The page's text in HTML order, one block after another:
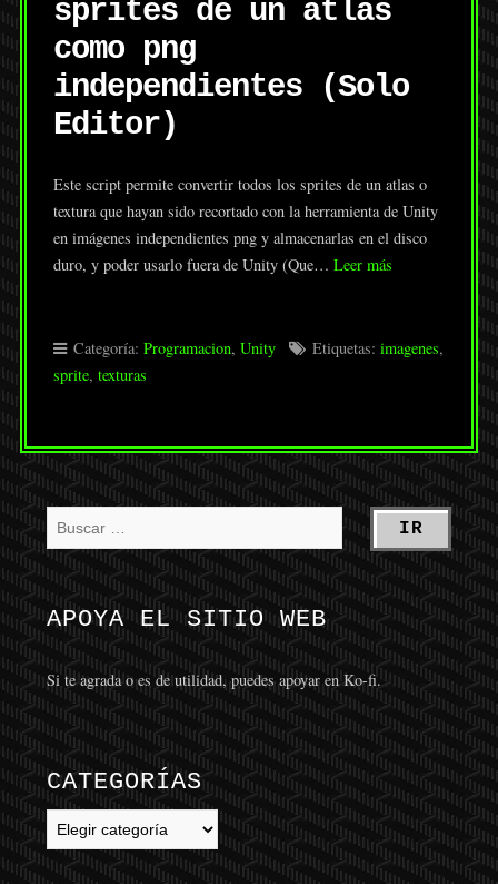
sprites de un atlas
como png
independientes (Solo
Editor)
Este script permite convertir todos los sprites de un atlas o
textura que hayan sido recortado con la herramienta de Unity
en imágenes independientes png y almacenarlas en el disco
duro, y poder usarlo fuera de Unity (Que… Leer más
Categoría: Programacion, Unity Etiquetas: imagenes,
sprite, texturas
APOYA EL SITIO WEB
Si te agrada o es de utilidad, puedes apoyar en Ko-fi.
CATEGORÍAS
Categorías